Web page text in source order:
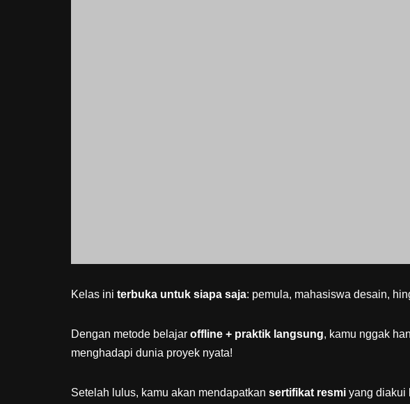
Kelas ini terbuka untuk siapa saja: pemula, mahasiswa desain,
Dengan metode belajar offline + praktik langsung, kamu nggak
menghadapi dunia proyek nyata!
Setelah lulus, kamu akan mendapatkan sertifikat resmi yang diakui